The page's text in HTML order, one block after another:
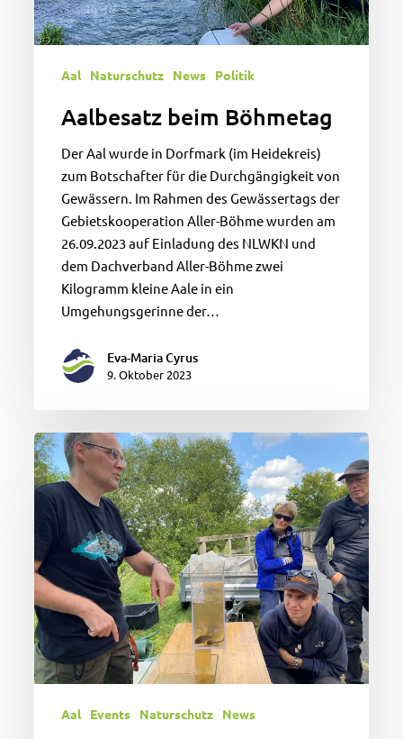
Aal Naturschutz News Politik
Aalbesatz beim Böhmetag
Der Aal wurde in Dorfmark (im Heidekreis)
zum Botschafter für die Durchgängigkeit von
Gewässern. Im Rahmen des Gewässertags der
Gebietskooperation Aller-Böhme wurden am
26.09.2023 auf Einladung des NLWKN und
dem Dachverband Aller-Böhme zwei
Kilogramm kleine Aale in ein
Umgehungsgerinne der…
Eva-Maria Cyrus
9. Oktober 2023
Fahrrad
sucht
Fisch
vermittelt
auf
Radtour
Fischwissen
Aal Events Naturschutz News